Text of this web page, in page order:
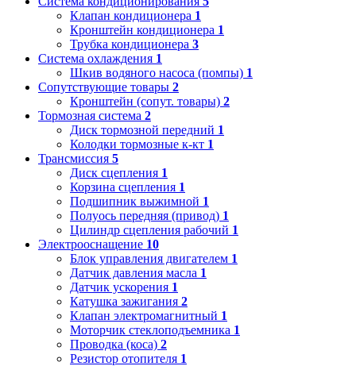
Клапан кондиционера 1
Кронштейн кондиционера 1
Трубка кондиционера 3
Система охлаждения 1
Шкив водяного насоса (помпы) 1
Сопутствующие товары 2
Кронштейн (сопут. товары) 2
Тормозная система 2
Диск тормозной передний 1
Колодки тормозные к-кт 1
Трансмиссия 5
Диск сцепления 1
Корзина сцепления 1
Подшипник выжимной 1
Полуось передняя (привод) 1
Цилиндр сцепления рабочий 1
Электрооснащение 10
Блок управления двигателем 1
Датчик давления масла 1
Датчик ускорения 1
Катушка зажигания 2
Клапан электромагнитный 1
Моторчик стеклоподъемника 1
Проводка (коса) 2
Резистор отопителя 1